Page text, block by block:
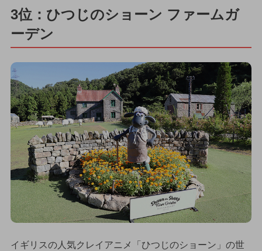
3位：ひつじのショーン ファームガ
ーデン
イギリスの人気クレイアニメ「ひつじのショーン」の世